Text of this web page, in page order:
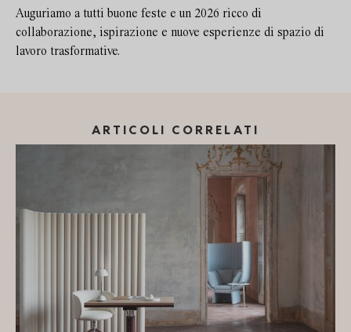
Auguriamo a tutti buone feste e un 2026 ricco di
collaborazione, ispirazione e nuove esperienze di spazio di
lavoro trasformative.
ARTICOLI CORRELATI